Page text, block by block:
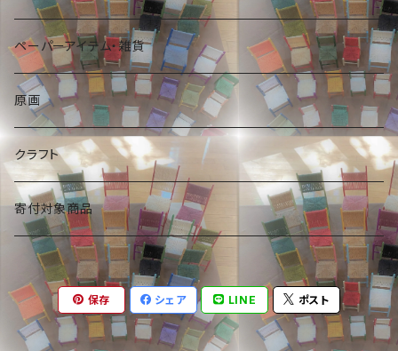
ペーパーアイテム・雑貨
原画
クラフト
寄付対象商品
保存 シェア LINE ポスト